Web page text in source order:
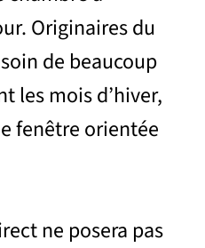
Originaires du
de beaucoup
les mois d’hiver,
fenêtre orientée
ne posera pas